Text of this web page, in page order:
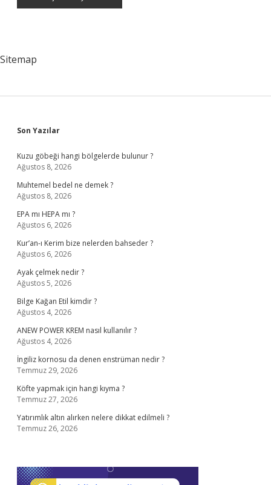
Sitemap
Sidebar
Son Yazılar
Kuzu göbeği hangi bölgelerde bulunur ?
Ağustos 8, 2026
Muhtemel bedel ne demek ?
Ağustos 8, 2026
EPA mı HEPA mı ?
Ağustos 6, 2026
Kur’an-ı Kerim bize nelerden bahseder ?
Ağustos 6, 2026
Ayak çelmek nedir ?
Ağustos 5, 2026
Bilge Kağan Etil kimdir ?
Ağustos 4, 2026
ANEW POWER KREM nasıl kullanılır ?
Ağustos 4, 2026
İngiliz kornosu da denen enstrüman nedir ?
Temmuz 29, 2026
Köfte yapmak için hangi kıyma ?
Temmuz 27, 2026
Yatırımlık altın alırken nelere dikkat edilmeli ?
Temmuz 26, 2026